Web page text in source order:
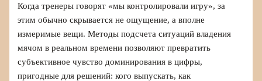
Когда тренеры говорят «мы контролировали игру», за
этим обычно скрывается не ощущение, а вполне
измеримые вещи. Методы подсчета ситуаций владения
мячом в реальном времени позволяют превратить
субъективное чувство доминирования в цифры,
пригодные для решений: кого выпускать, как